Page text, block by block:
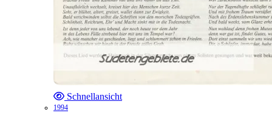
Schnellansicht
1994